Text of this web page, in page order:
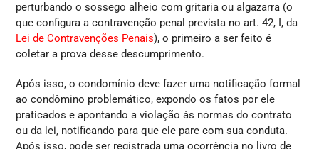
perturbando o sossego alheio com gritaria ou algazarra (o
que configura a contravenção penal prevista no art. 42, I, da
Lei de Contravenções Penais), o primeiro a ser feito é
coletar a prova desse descumprimento.
Após isso, o condomínio deve fazer uma notificação formal
ao condômino problemático, expondo os fatos por ele
praticados e apontando a violação às normas do contrato
ou da lei, notificando para que ele pare com sua conduta.
Após isso, pode ser registrada uma ocorrência no livro de